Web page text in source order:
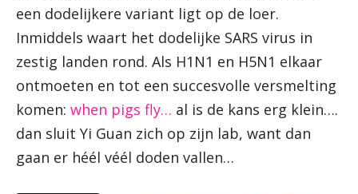
een dodelijkere variant ligt op de loer.
Inmiddels waart het dodelijke SARS virus in
zestig landen rond. Als H1N1 en H5N1 elkaar
ontmoeten en tot een succesvolle versmelting
komen: when pigs fly… al is de kans erg klein….
dan sluit Yi Guan zich op zijn lab, want dan
gaan er héél véél doden vallen…